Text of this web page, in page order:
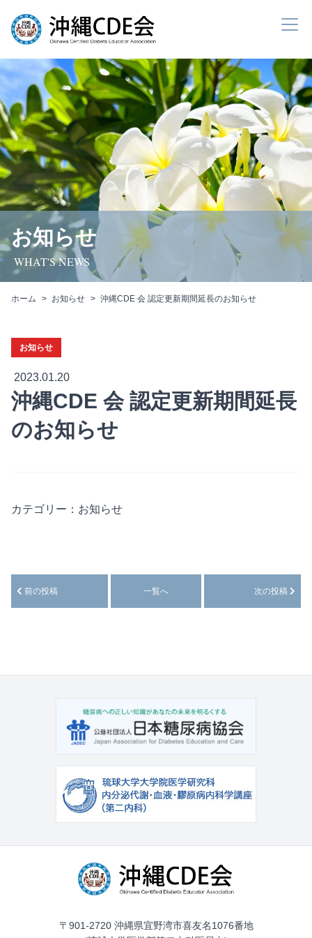
お知らせ
WHAT'S NEWS
ホーム お知らせ 沖縄CDE 会 認定更新期間延長のお知らせ
お知らせ
2023.01.20
沖縄CDE 会 認定更新期間延長
のお知らせ
カテゴリー： お知らせ
前の投稿 一覧へ 次の投稿
〒901-2720 沖縄県宜野湾市喜友名1076番地